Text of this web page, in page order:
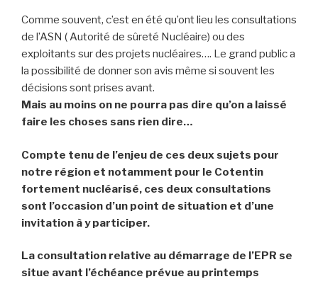
Comme souvent, c’est en été qu’ont lieu les consultations
de l’ASN ( Autorité de sûreté Nucléaire) ou des
exploitants sur des projets nucléaires…. Le grand public a
la possibilité de donner son avis même si souvent les
décisions sont prises avant.
Mais au moins on ne pourra pas dire qu’on a laissé
faire les choses sans rien dire…
Compte tenu de l’enjeu de ces deux sujets pour
notre région et notamment pour le Cotentin
fortement nucléarisé, ces deux consultations
sont l’occasion d’un point de situation et d’une
invitation à y participer.
La consultation relative au démarrage de l’EPR se
situe avant l’échéance prévue au printemps